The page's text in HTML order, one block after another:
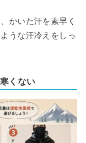
かいた汗を素早く
うな汗冷えをしっ
くない